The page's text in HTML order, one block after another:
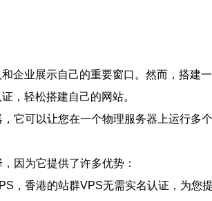
企业展示自己的重要窗口。然而，搭建
，轻松搭建自己的网站。
它可以让您在一个物理服务器上运行多
因为它提供了许多优势：
，香港的站群VPS无需实名认证，为您